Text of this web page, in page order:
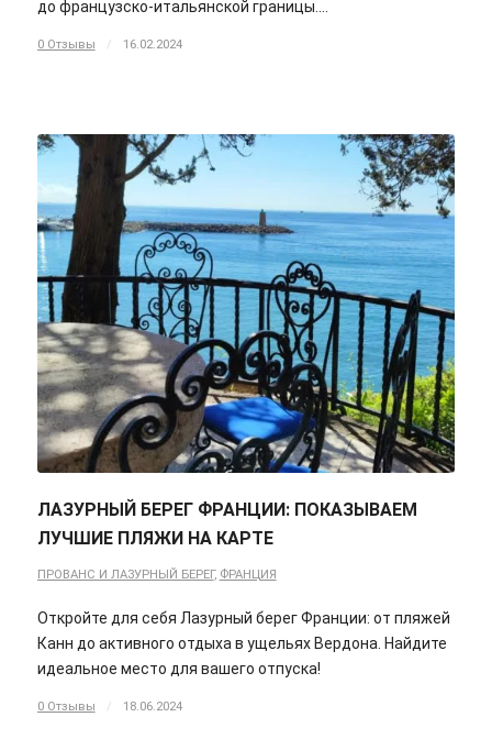
до французско-итальянской границы.…
0 Отзывы / 16.02.2024
ЛАЗУРНЫЙ БЕРЕГ ФРАНЦИИ: ПОКАЗЫВАЕМ
ЛУЧШИЕ ПЛЯЖИ НА КАРТЕ
ПРОВАНС И ЛАЗУРНЫЙ БЕРЕГ, ФРАНЦИЯ
Откройте для себя Лазурный берег Франции: от пляжей
Канн до активного отдыха в ущельях Вердона. Найдите
идеальное место для вашего отпуска!
0 Отзывы / 18.06.2024